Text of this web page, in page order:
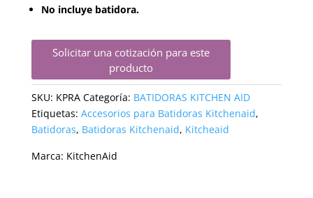
No incluye batidora.
Solicitar una cotización para este
producto
SKU: KPRA Categoría: BATIDORAS KITCHEN AID
Etiquetas: Accesorios para Batidoras Kitchenaid,
Batidoras, Batidoras Kitchenaid, Kitcheaid
Marca: KitchenAid